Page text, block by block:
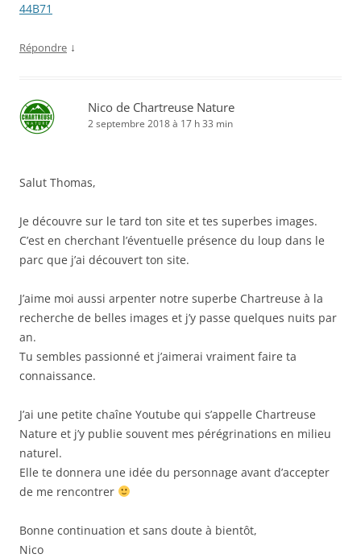
44B71
Répondre ↓
Nico de Chartreuse Nature
2 septembre 2018 à 17 h 33 min
Salut Thomas,
Je découvre sur le tard ton site et tes superbes images.
C’est en cherchant l’éventuelle présence du loup dans le
parc que j’ai découvert ton site.
J’aime moi aussi arpenter notre superbe Chartreuse à la
recherche de belles images et j’y passe quelques nuits par
an.
Tu sembles passionné et j’aimerai vraiment faire ta
connaissance.
J’ai une petite chaîne Youtube qui s’appelle Chartreuse
Nature et j’y publie souvent mes pérégrinations en milieu
naturel.
Elle te donnera une idée du personnage avant d’accepter
de me rencontrer
Bonne continuation et sans doute à bientôt,
Nico